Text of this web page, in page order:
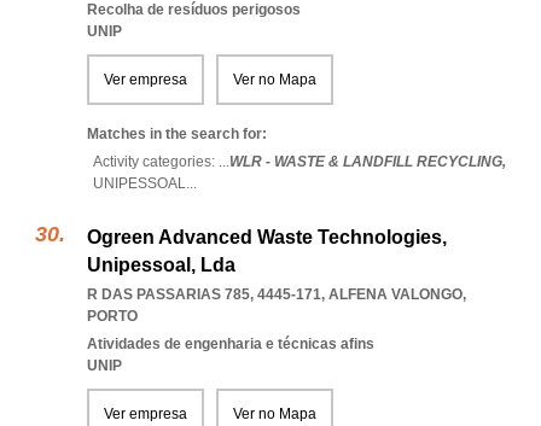
Recolha de resíduos perigosos
UNIP
Ver empresa Ver no Mapa
Matches in the search for:
Activity categories: ...WLR - WASTE & LANDFILL RECYCLING,
UNIPESSOAL...
Ogreen Advanced Waste Technologies,
Unipessoal, Lda
R DAS PASSARIAS 785, 4445-171, ALFENA VALONGO,
PORTO
Atividades de engenharia e técnicas afins
UNIP
Ver empresa Ver no Mapa